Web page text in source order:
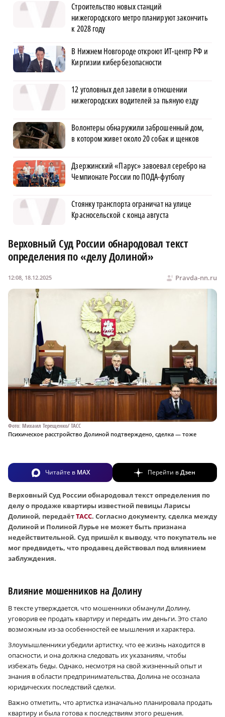
Строительство новых станций
нижегородского метро планируют закончить
к 2028 году
В Нижнем Новгороде откроют ИТ-центр РФ и
Киргизии кибербезопасности
12 уголовных дел завели в отношении
нижегородских водителей за пьяную езду
Волонтеры обнаружили заброшенный дом,
в котором живет около 20 собак и щенков
Дзержинский «Парус» завоевал серебро на
Чемпионате России по ПОДА-футболу
Стоянку транспорта ограничат на улице
Красносельской с конца августа
Верховный Суд России обнародовал текст
определения по «делу Долиной»
Pravda-nn.ru
12:08, 18.12.2025
Фото: Михаил Терещенко/ ТАСС
Психическое расстройство Долиной подтверждено, сделка — тоже
Читайте в MAX Перейти вДзен
Верховный Суд России обнародовал текст определения по
делу о продаже квартиры известной певицы Ларисы
Долиной, передаётТАСС. Согласно документу, сделка между
Долиной и Полиной Лурье не может быть признана
недействительной. Суд пришёл к выводу, что покупатель не
мог предвидеть, что продавец действовал под влиянием
заблуждения.
Влияние мошенников на Долину
В тексте утверждается, что мошенники обманули Долину,
уговорив ее продать квартиру и передать им деньги. Это стало
возможным из-за особенностей ее мышления и характера.
Злоумышленники убедили артистку, что ее жизнь находится в
опасности, и она должна следовать их указаниям, чтобы
избежать беды. Однако, несмотря на свой жизненный опыт и
знания в области предпринимательства, Долина не осознала
юридических последствий сделки.
Важно отметить, что артистка изначально планировала продать
квартиру и была готова к последствиям этого решения.